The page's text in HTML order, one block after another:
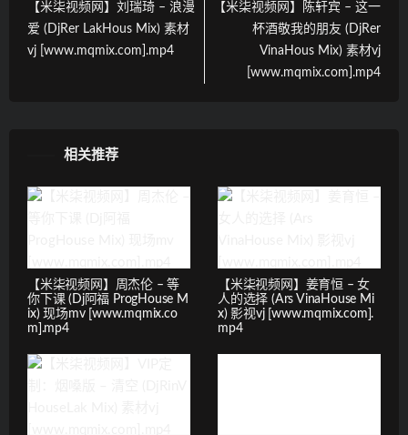
【米柒视频网】刘瑞琦 – 浪漫
爱 (DjRer LakHous Mix) 素材
vj [www.mqmix.com].mp4
【米柒视频网】陈轩宾 – 这一
杯酒敬我的朋友 (DjRer
VinaHous Mix) 素材vj
[www.mqmix.com].mp4
相关推荐
【米柒视频网】周杰伦 – 等
你下课 (Dj阿福 ProgHouse M
ix) 现场mv [www.mqmix.co
m].mp4
【米柒视频网】姜育恒 – 女
人的选择 (Ars VinaHouse Mi
x) 影视vj [www.mqmix.com].
mp4